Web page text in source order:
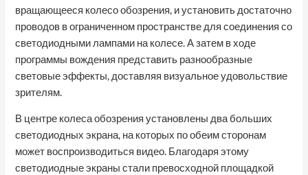
вращающееся колесо обозрения, и установить достаточно
проводов в ограниченном пространстве для соединения со
светодиодными лампами на колесе. А затем в ходе
программы вождения представить разнообразные
световые эффекты, доставляя визуальное удовольствие
зрителям.
В центре колеса обозрения установлены два больших
светодиодных экрана, на которых по обеим сторонам
может воспроизводиться видео. Благодаря этому
светодиодные экраны стали превосходной площадкой